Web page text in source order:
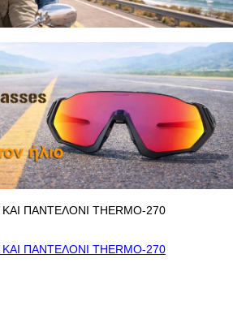
ΠΑΝΤΕΛΟΝΙ THERMO-270
ΠΑΝΤΕΛΟΝΙ THERMO-270